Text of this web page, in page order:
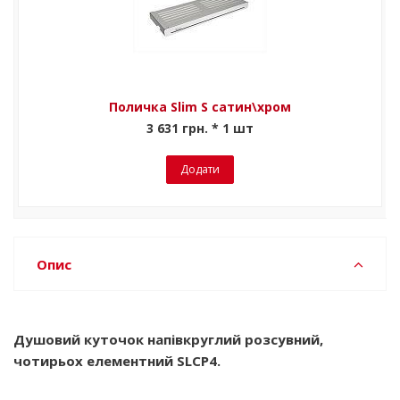
Поличка Slim S сатин\хром
3 631 грн. * 1 шт
Додати
Опис
Душовий куточок напівкруглий розсувний,
чотирьох елементний SLCP4.